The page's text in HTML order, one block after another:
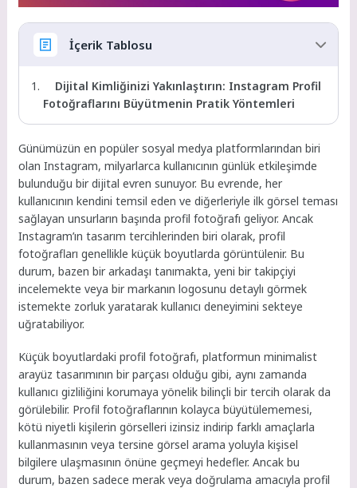
İçerik Tablosu
Dijital Kimliğinizi Yakınlaştırın: Instagram Profil
Fotoğraflarını Büyütmenin Pratik Yöntemleri
Günümüzün en popüler sosyal medya platformlarından biri
olan Instagram, milyarlarca kullanıcının günlük etkileşimde
bulunduğu bir dijital evren sunuyor. Bu evrende, her
kullanıcının kendini temsil eden ve diğerleriyle ilk görsel teması
sağlayan unsurların başında profil fotoğrafı geliyor. Ancak
Instagram’ın tasarım tercihlerinden biri olarak, profil
fotoğrafları genellikle küçük boyutlarda görüntülenir. Bu
durum, bazen bir arkadaşı tanımakta, yeni bir takipçiyi
incelemekte veya bir markanın logosunu detaylı görmek
istemekte zorluk yaratarak kullanıcı deneyimini sekteye
uğratabiliyor.
Küçük boyutlardaki profil fotoğrafı, platformun minimalist
arayüz tasarımının bir parçası olduğu gibi, aynı zamanda
kullanıcı gizliliğini korumaya yönelik bilinçli bir tercih olarak da
görülebilir. Profil fotoğraflarının kolayca büyütülememesi,
kötü niyetli kişilerin görselleri izinsiz indirip farklı amaçlarla
kullanmasının veya tersine görsel arama yoluyla kişisel
bilgilere ulaşmasının önüne geçmeyi hedefler. Ancak bu
durum, bazen sadece merak veya doğrulama amacıyla profil